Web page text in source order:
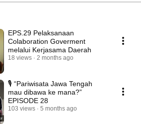
EPS.29 Pelaksanaan
Colaboration Goverment
melalui Kerjasama Daerah
18 views 2 months ago
🎙️ “Pariwisata Jawa Tengah
mau dibawa ke mana?”
EPISODE 28
103 views 5 months ago